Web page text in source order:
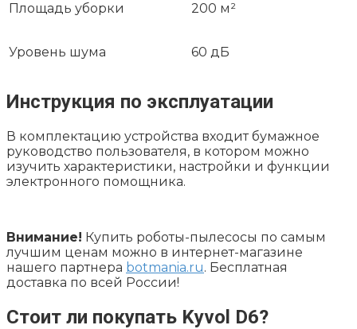
Площадь уборки 200 м²
Уровень шума 60 дБ
Инструкция по эксплуатации
В комплектацию устройства входит бумажное
руководство пользователя, в котором можно
изучить характеристики, настройки и функции
электронного помощника.
Внимание! Купить роботы-пылесосы по самым
лучшим ценам можно в интернет-магазине
нашего партнера botmania.ru. Бесплатная
доставка по всей России!
Стоит ли покупать Kyvol D6?